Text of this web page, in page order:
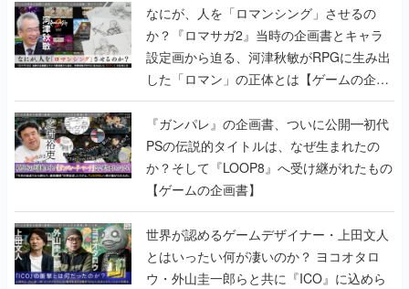
なにが、人を「ロマンシング」させるの
か？『ロマサガ2』当時の企画書とキャラ
設定画から迫る、河津秋敏がRPGに生み出
した「ロマン」の正体とは【ゲームの企画
書】
『ガンパレ』の企画書、ついに公開━初代
PSの伝説的タイトルは、なぜ生まれたの
か？そして『LOOP8』へ受け継がれたもの
【ゲームの企画書】
世界が認めるゲームデザイナー・上田文人
とはいったい何が凄いのか？ ヨコオタロ
ウ・外山圭一郎らと共に『ICO』に込めら